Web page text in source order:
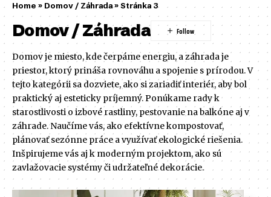
Home » Domov / Záhrada»Stránka 3
Domov / Záhrada
Domov je miesto, kde čerpáme energiu, a záhrada je
priestor, ktorý prináša rovnováhu a spojenie s prírodou. V
tejto kategórii sa dozviete, ako si zariadiť interiér, aby bol
praktický aj esteticky príjemný. Ponúkame rady k
starostlivosti o izbové rastliny, pestovanie na balkóne aj v
záhrade. Naučíme vás, ako efektívne kompostovať,
plánovať sezónne práce a využívať ekologické riešenia.
Inšpirujeme vás aj k moderným projektom, ako sú
zavlažovacie systémy či udržateľné dekorácie.